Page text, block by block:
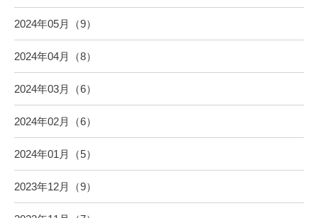
2024年05月（9）
2024年04月（8）
2024年03月（6）
2024年02月（6）
2024年01月（5）
2023年12月（9）